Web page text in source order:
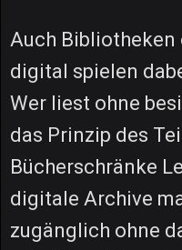
Auch
digital spielen
Wer liest ohne
das Prinzip des
Bücherschränke
digitale Archive
zugänglich ohne